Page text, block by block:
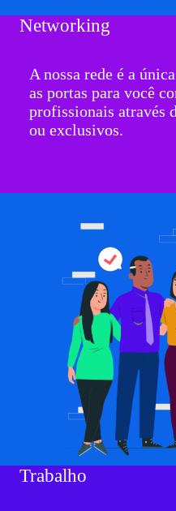
Networking
A nossa rede é a
as portas para você
profissionais através
ou exclusivos.
Trabalho